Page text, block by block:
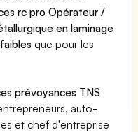
rc pro Opérateur /
en laminage
que pour les
prévoyances TNS
auto-
et chef d'entreprise